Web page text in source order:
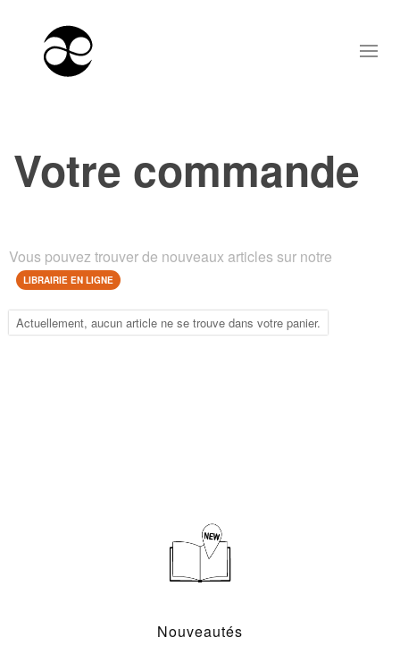
Votre commande
Vous pouvez trouver de nouveaux articles sur notre
LIBRAIRIE EN LIGNE
Actuellement, aucun article ne se trouve dans votre panier.
Nouveautés